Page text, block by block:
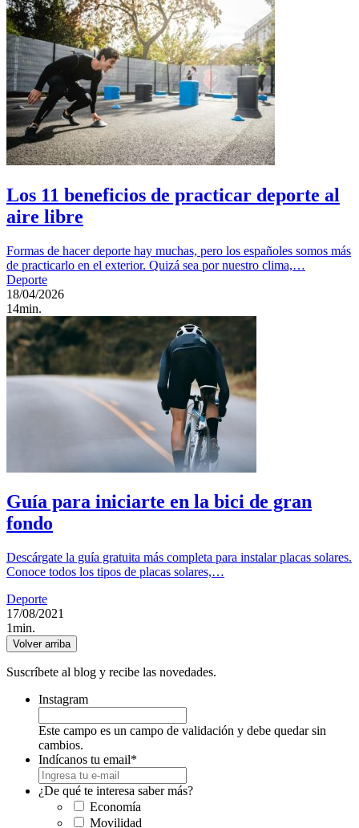
Los 11 beneficios de practicar deporte al
aire libre
Formas de hacer deporte hay muchas, pero los españoles somos más
de practicarlo en el exterior. Quizá sea por nuestro clima,…
Deporte
18/04/2026
14min.
Guía para iniciarte en la bici de gran
fondo
Descárgate la guía gratuita más completa para instalar placas solares.
Conoce todos los tipos de placas solares,…
Deporte
17/08/2021
1min.
Volver arriba
Suscríbete al blog y recibe las novedades.
Instagram
Este campo es un campo de validación y debe quedar sin
cambios.
Indícanos tu email*
¿De qué te interesa saber más?
Economía
Movilidad